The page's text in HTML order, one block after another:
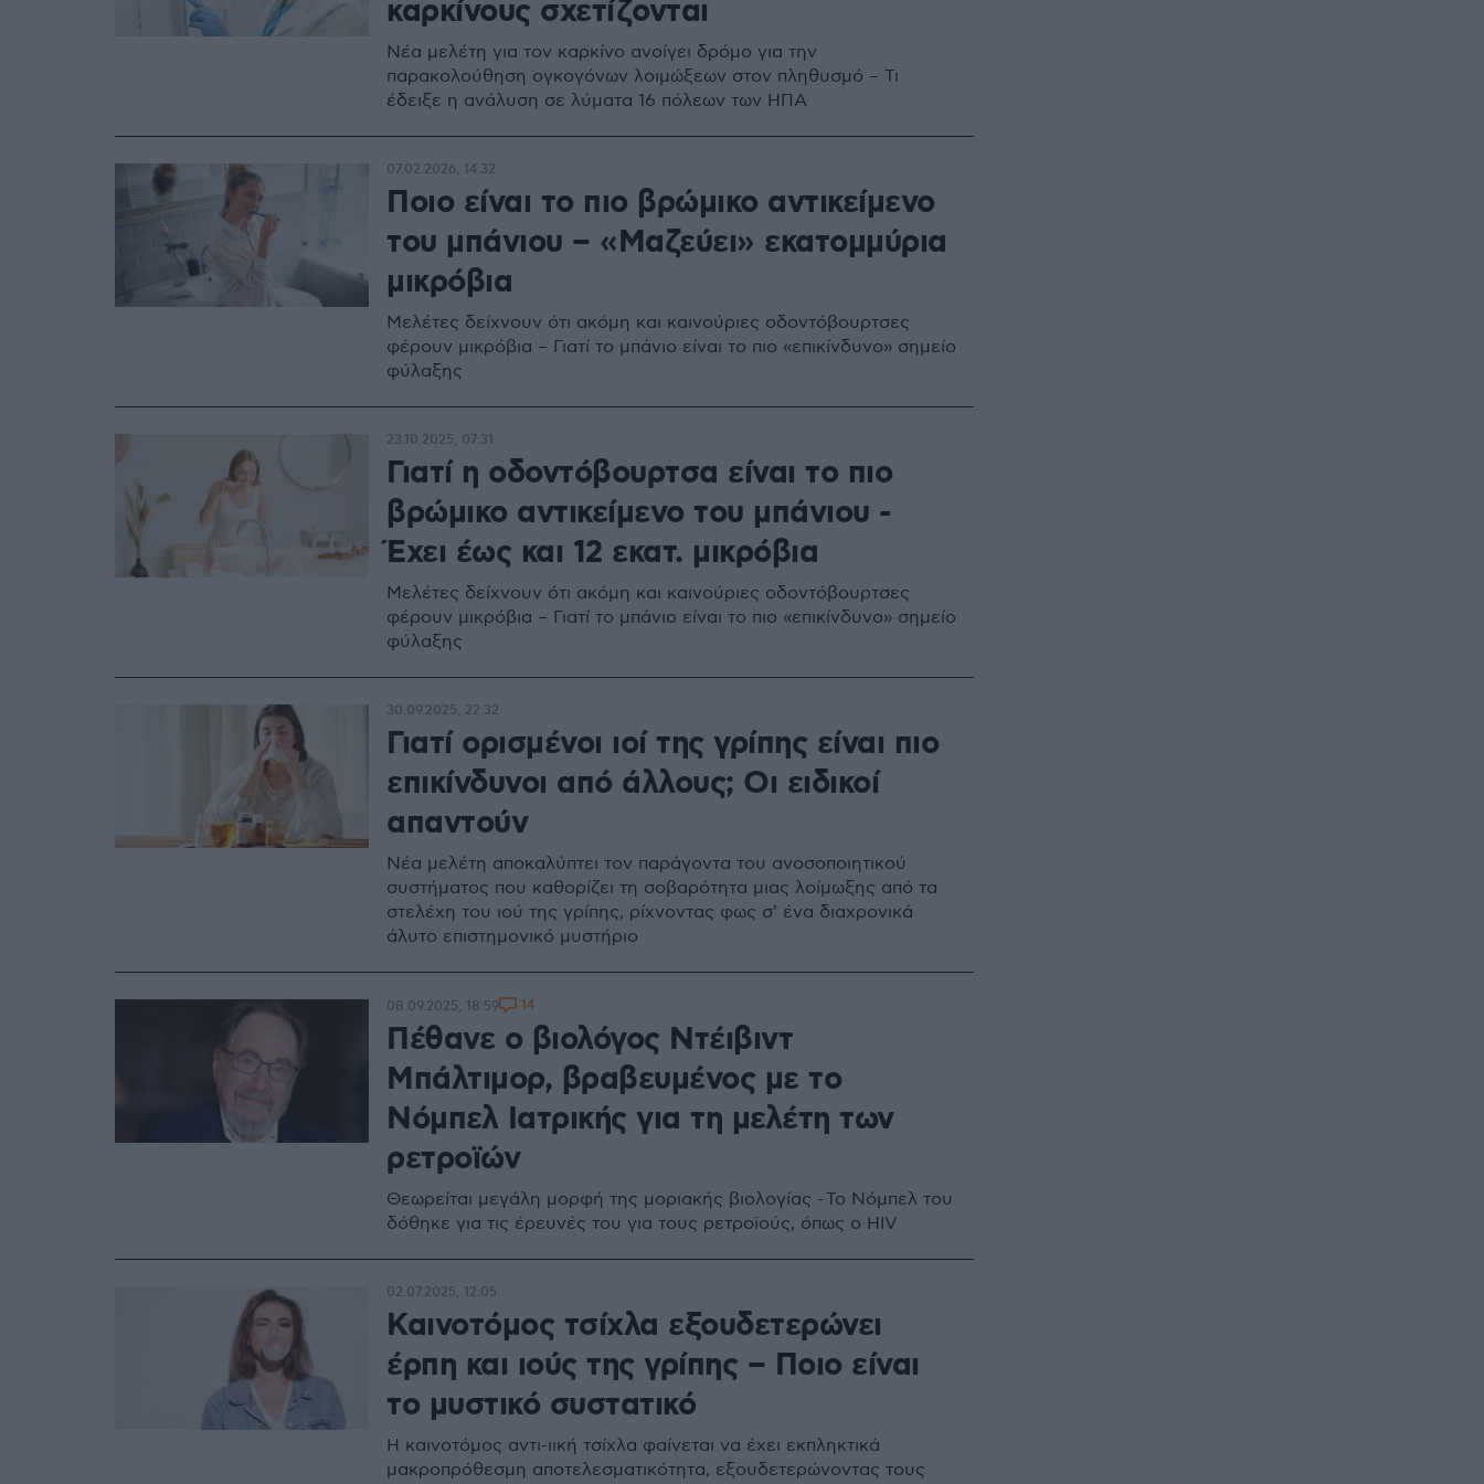
καρκίνους σχετίζονται
Νέα μελέτη για τον καρκίνο ανοίγει δρόμο για την
παρακολούθηση ογκογόνων λοιμώξεων στον πληθυσμό – Τι
έδειξε η ανάλυση σε λύματα 16 πόλεων των ΗΠΑ
Ποιο είναι το πιο βρώμικο αντικείμενο
του μπάνιου – «Μαζεύει» εκατομμύρια
μικρόβια
Μελέτες δείχνουν ότι ακόμη και καινούριες οδοντόβουρτσες
φέρουν μικρόβια – Γιατί το μπάνιο είναι το πιο «επικίνδυνο» σημείο
φύλαξης
07.02.2026, 14:32
Γιατί η οδοντόβουρτσα είναι το πιο
βρώμικο αντικείμενο του μπάνιου -
Έχει έως και 12 εκατ. μικρόβια
Μελέτες δείχνουν ότι ακόμη και καινούριες οδοντόβουρτσες
φέρουν μικρόβια – Γιατί το μπάνιο είναι το πιο «επικίνδυνο» σημείο
φύλαξης
23.10.2025, 07:31
Γιατί ορισμένοι ιοί της γρίπης είναι πιο
επικίνδυνοι από άλλους; Οι ειδικοί
απαντούν
Νέα μελέτη αποκαλύπτει τον παράγοντα του ανοσοποιητικού
συστήματος που καθορίζει τη σοβαρότητα μιας λοίμωξης από τα
στελέχη του ιού της γρίπης, ρίχνοντας φως σ' ένα διαχρονικά
άλυτο επιστημονικό μυστήριο
30.09.2025, 22:32
Πέθανε ο βιολόγος Ντέιβιντ
Μπάλτιμορ, βραβευμένος με το
Νόμπελ Ιατρικής για τη μελέτη των
ρετροϊών
Θεωρείται μεγάλη μορφή της μοριακής βιολογίας - Το Νόμπελ του
δόθηκε για τις έρευνές του για τους ρετροϊούς, όπως ο HIV
08.09.2025, 18:59 14
Καινοτόμος τσίχλα εξουδετερώνει
έρπη και ιούς της γρίπης – Ποιο είναι
το μυστικό συστατικό
Η καινοτόμος αντι-ιική τσίχλα φαίνεται να έχει εκπληκτικά
μακροπρόθεσμη αποτελεσματικότητα, εξουδετερώνοντας τους
02.07.2025, 12:05